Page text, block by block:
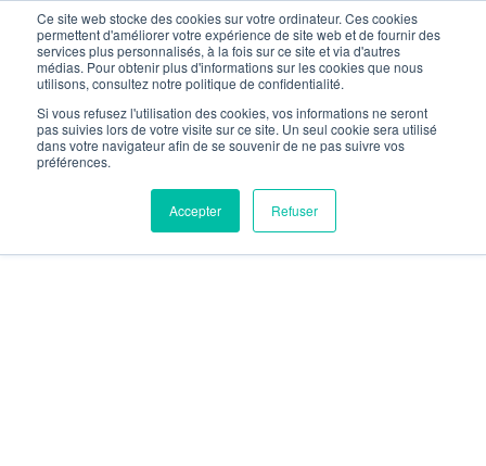
Ce site web stocke des cookies sur votre ordinateur. Ces cookies
permettent d'améliorer votre expérience de site web et de fournir des
services plus personnalisés, à la fois sur ce site et via d'autres
médias. Pour obtenir plus d'informations sur les cookies que nous
utilisons, consultez notre politique de confidentialité.
Si vous refusez l'utilisation des cookies, vos informations ne seront
pas suivies lors de votre visite sur ce site. Un seul cookie sera utilisé
dans votre navigateur afin de se souvenir de ne pas suivre vos
préférences.
Accepter Refuser